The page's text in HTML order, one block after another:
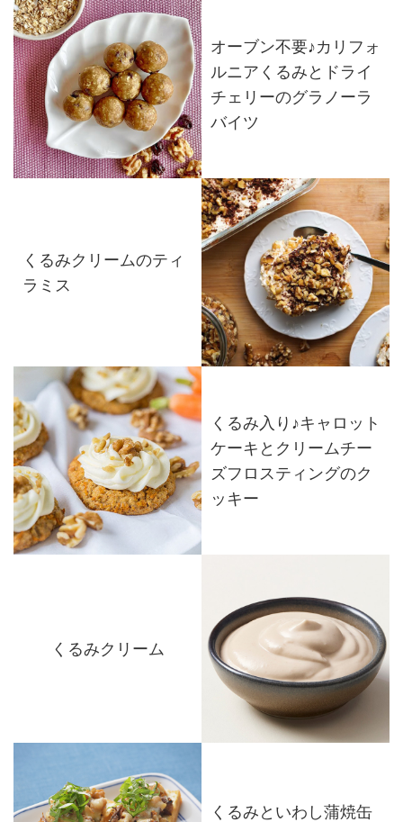
オーブン不要♪カリフォ
ルニアくるみとドライ
チェリーのグラノーラ
バイツ
くるみクリームのティ
ラミス
くるみ入り♪キャロット
ケーキとクリームチー
ズフロスティングのク
ッキー
くるみクリーム
くるみといわし蒲焼缶